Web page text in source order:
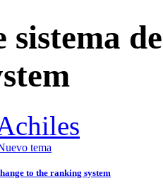
sistema
tema
to the ranking system